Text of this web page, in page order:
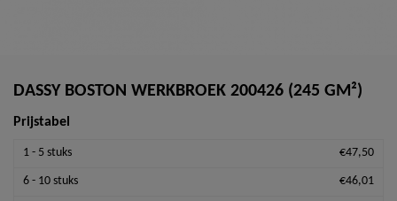
DASSY BOSTON WERKBROEK 200426 (245 GM²)
Prijstabel
1 - 5 stuks €47,50
6 - 10 stuks €46,01